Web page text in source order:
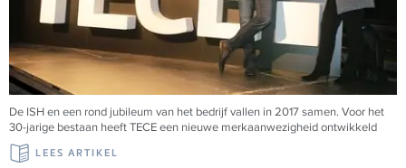
De ISH en een rond jubileum van het bedrijf vallen in 2017 samen. Voor het
30-jarige bestaan heeft TECE een nieuwe merkaanwezigheid ontwikkeld
LEES ARTIKEL